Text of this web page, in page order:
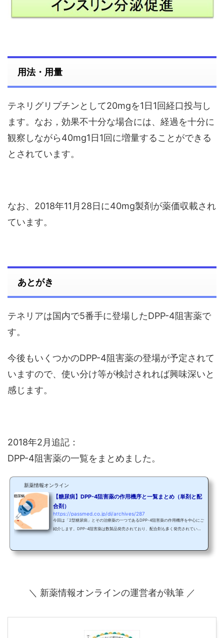
用法・用量
テネリグリプチンとして20mgを1日1回経口投与し
ます。なお，効果不十分な場合には、経過を十分に
観察しながら40mg1日1回に増量することができる
とされています。
なお、2018年11月28日に40mg製剤が薬価収載され
ています。
あとがき
テネリアは国内で5番手に登場したDPP-4阻害薬で
す。
今後もいくつかのDPP-4阻害薬の登場が予定されて
いますので、使い分け等が検討されれば興味深いと
感じます。
2018年2月追記：
DPP-4阻害薬の一覧をまとめました。
新薬情報オンライン
【糖尿病】DPP-4阻害薬の作用機序と一覧まとめ（単剤と配
合剤）
https://passmed.co.jp/di/archives/287
今回は「2型糖尿病」とその治療薬の一つであるDPP-4阻害薬の作用機序を中心にご
紹介します。DPP-4阻害薬は数製品発売されており、配合剤も多く発売されていま
す。 ＜血糖を上昇させる生体内物質＞ グルカゴン アドレナリン ノルアドレナリン
＼ 新薬情報オンラインの運営者が執筆 ／